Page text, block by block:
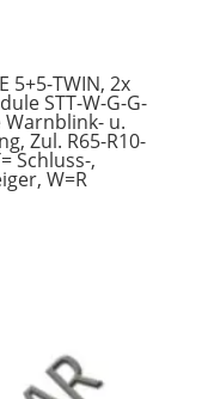
5+5-TWIN, 2x
STT-W-G-G-
Warnblink- u.
Zul. R65-R10-
Schluss-,
W=R